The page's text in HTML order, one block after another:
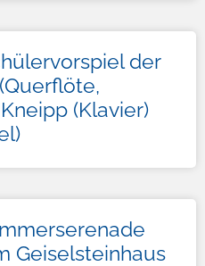
der
(Klavier)
Geiselsteinhaus